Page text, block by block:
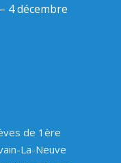
4 décembre
de 1ère
La-Neuve